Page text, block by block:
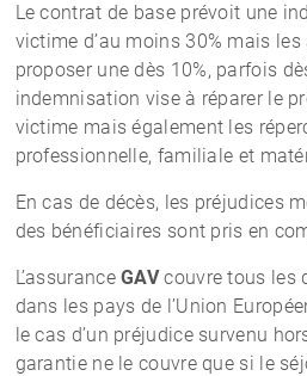
Le contrat de base prévoit une
victime d’au moins 30% mais
proposer une dès 10%, parfois
indemnisation vise à réparer le
victime mais également les
professionnelle, familiale et
En cas de décès, les préjudices
des bénéficiaires sont pris en
L’assuranceGAVcouvre tous les
dans les pays de l’Union
le cas d’un préjudice survenu
garantie ne le couvre que si le